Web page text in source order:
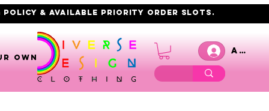
policy & AVAILABLE PRIORITY order slots.
OWN